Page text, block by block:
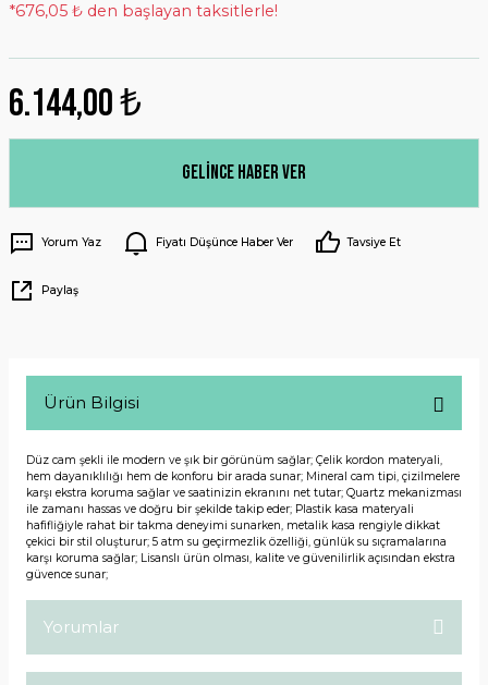
*676,05 ₺ den başlayan taksitlerle!
6.144,00 ₺
Gelince Haber Ver
Yorum Yaz Fiyatı Düşünce Haber Ver Tavsiye Et
Paylaş
Ürün Bilgisi
Düz cam şekli ile modern ve şık bir görünüm sağlar; Çelik kordon materyali,
hem dayanıklılığı hem de konforu bir arada sunar; Mineral cam tipi, çizilmelere
karşı ekstra koruma sağlar ve saatinizin ekranını net tutar; Quartz mekanizması
ile zamanı hassas ve doğru bir şekilde takip eder; Plastik kasa materyali
hafifliğiyle rahat bir takma deneyimi sunarken, metalik kasa rengiyle dikkat
çekici bir stil oluşturur; 5 atm su geçirmezlik özelliği, günlük su sıçramalarına
karşı koruma sağlar; Lisanslı ürün olması, kalite ve güvenilirlik açısından ekstra
güvence sunar;
Yorumlar